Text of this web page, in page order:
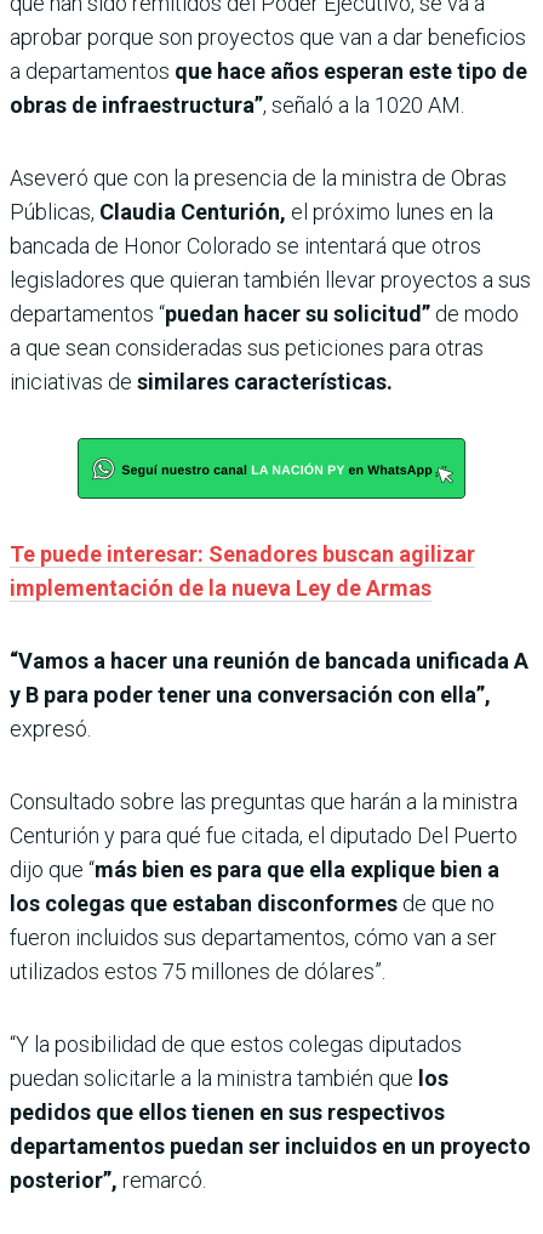
aprobar porque son proyectos que van a dar beneficios
a departamentos que hace años esperan este tipo de
obras de infraestructura”, señaló a la 1020 AM.
Aseveró que con la presencia de la ministra de Obras
Públicas, Claudia Centurión, el próximo lunes en la
bancada de Honor Colorado se intentará que otros
legisladores que quieran también llevar proyectos a sus
departamentos “puedan hacer su solicitud” de modo
a que sean consideradas sus peticiones para otras
iniciativas de similares características.
Te puede interesar: Senadores buscan agilizar
implementación de la nueva Ley de Armas
“Vamos a hacer una reunión de bancada unificada A
y B para poder tener una conversación con ella”,
expresó.
Consultado sobre las preguntas que harán a la ministra
Centurión y para qué fue citada, el diputado Del Puerto
dijo que “más bien es para que ella explique bien a
los colegas que estaban disconformes de que no
fueron incluidos sus departamentos, cómo van a ser
utilizados estos 75 millones de dólares”.
“Y la posibilidad de que estos colegas diputados
puedan solicitarle a la ministra también que los
pedidos que ellos tienen en sus respectivos
departamentos puedan ser incluidos en un proyecto
posterior”, remarcó.